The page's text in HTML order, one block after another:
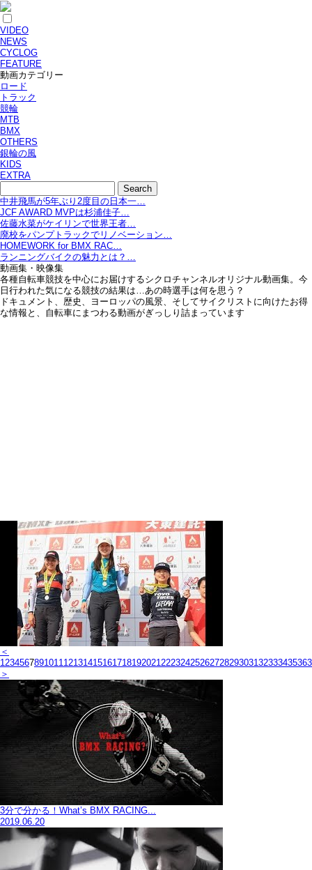
VIDEO
NEWS
CYCLOG
FEATURE
動画カテゴリー
ロード
トラック
競輪
MTB
BMX
OTHERS
銀輪の風
KIDS
EXTRA
中井飛馬が5年ぶり2度目の日本一…
JCF AWARD MVPは杉浦佳子…
佐藤水菜がケイリンで世界王者…
廃校をパンプトラックでリノベーション…
HOMEWORK for BMX RAC…
ランニングバイクの魅力とは？…
動画集・映像集
各種自転車競技を中心にお届けするシクロチャンネルオリジナル動画集。今
日行われた気になる競技の結果は…あの時選手は何を思う？
ドキュメント、歴史、ヨーロッパの風景、そしてサイクリストに向けたお得
な情報と、自転車にまつわる動画がぎっしり詰まっています
＜
1 234567891011 12131415161718192021 222324252627282930313233343536
＞
3分で分かる！What’s BMX RACING...
2019.06.20